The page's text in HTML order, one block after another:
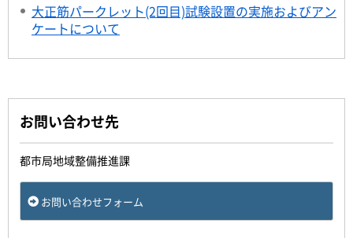
大正筋パークレット(2回目)試験設置の実施およびアン
ケートについて
お問い合わせ先
都市局地域整備推進課
お問い合わせフォーム